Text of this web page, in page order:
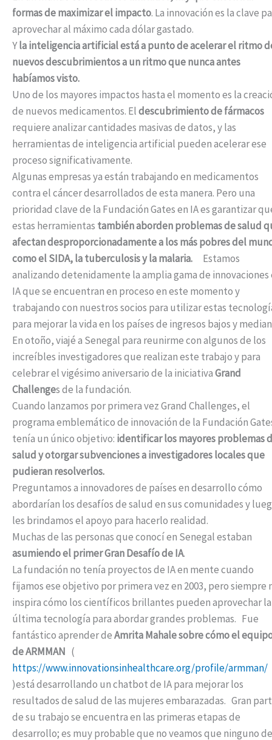
formas de maximizar el impacto. La innovación es la clave
aprovechar al máximo cada dólar gastado.
Yla inteligencia artificial está a punto de acelerar el ritmo
nuevos descubrimientos a un ritmo que nunca antes
habíamos visto.
Uno de los mayores impactos hasta el momento es la
de nuevos medicamentos. Eldescubrimiento de fármacos
requiere analizar cantidades masivas de datos, y las
herramientas de inteligencia artificial pueden acelerar ese
proceso significativamente.
Algunas empresas ya están trabajando en medicamentos
contra el cáncer desarrollados de esta manera. Pero una
prioridad clave de la Fundación Gates en IA es garantizar
estas herramientas también aborden problemas de salud
afectan desproporcionadamente a los más pobres del
como el SIDA, la tuberculosis y la malaria. Estamos
analizando detenidamente la amplia gama de innovaciones
IA que se encuentran en proceso en este momento y
trabajando con nuestros socios para utilizar estas
para mejorar la vida en los países de ingresos bajos y
En otoño, viajé a Senegal para reunirme con algunos de los
increíbles investigadores que realizan este trabajo y para
celebrar el vigésimo aniversario de la iniciativaGrand
Challenges de la fundación.
Cuando lanzamos por primera vez Grand Challenges, el
programa emblemático de innovación de la Fundación
tenía un único objetivo: identificar los mayores problemas
salud y otorgar subvenciones a investigadores locales que
pudieran resolverlos.
Preguntamos a innovadores de países en desarrollo cómo
abordarían los desafíos de salud en sus comunidades y
les brindamos el apoyo para hacerlo realidad.
Muchas de las personas que conocí en Senegal estaban
asumiendo el primer Gran Desafío de IA.
La fundación no tenía proyectos de IA en mente cuando
fijamos ese objetivo por primera vez en 2003, pero siempre
inspira cómo los científicos brillantes pueden aprovechar la
última tecnología para abordar grandes problemas. Fue
fantástico aprender deAmrita Mahale sobre cómo el
de ARMMAN (
https://www.innovationsinhealthcare.org/profile/armman/
)está desarrollando un chatbot de IA para mejorar los
resultados de salud de las mujeres embarazadas. Gran
de su trabajo se encuentra en las primeras etapas de
desarrollo; es muy probable que no veamos que ninguno de